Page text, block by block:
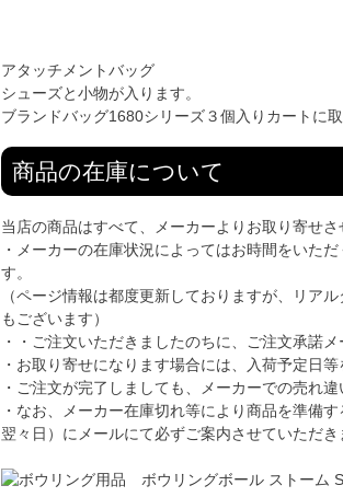
アタッチメントバッグ
シューズと小物が入ります。
ブランドバッグ1680シリーズ３個入りカートに取
商品の在庫について
当店の商品はすべて、メーカーよりお取り寄せ
・メーカーの在庫状況によってはお時間をいた
す。
（ページ情報は都度更新しておりますが、リア
もございます）
・・ご注文いただきましたのちに、ご注文承諾
・お取り寄せになります場合には、入荷予定日
・ご注文が完了しましても、メーカーでの売れ
・なお、メーカー在庫切れ等により商品を準備
翌々日）にメールにて必ずご案内させていただき